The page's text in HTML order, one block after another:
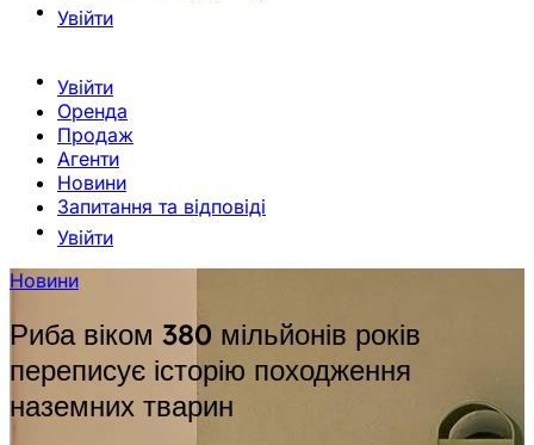
Увійти
Увійти
Оренда
Продаж
Агенти
Новини
Запитання та відповіді
Увійти
Новини
Риба віком 380 мільйонів років
переписує історію походження
наземних тварин